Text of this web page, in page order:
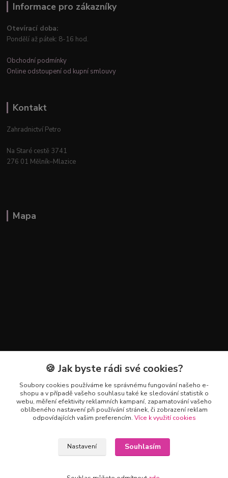
Informace pro zákazníky
Otevírací doba:
Pondělí až pátek: 8-16 hod.
Obchodní podmínky
Online odstoupení od kupní smlouvy
Kontakt
Zahradnictví Petro
Na Staré cestě 3741
276 01 Mělník–Mlazice
Mapa
Kontakty
+420 602 223 614
info@zahradnictvipetro.cz
🍪 Jak byste rádi své cookies?
Soubory cookies používáme ke správnému fungování našeho e-
shopu a v případě vašeho souhlasu také ke sledování statistik o
webu, měření efektivity reklamních kampaní, zapamatování vašeho
oblíbeného nastavení při používání stránek, či zobrazení reklam
odpovídajících vašim preferencím. Více k využití cookies
Nastavení Souhlasím